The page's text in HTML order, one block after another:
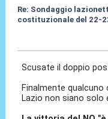
Re: Sondaggio
costituzionale del 22-
Scusate il doppio
Finalmente
Lazio non siano solo